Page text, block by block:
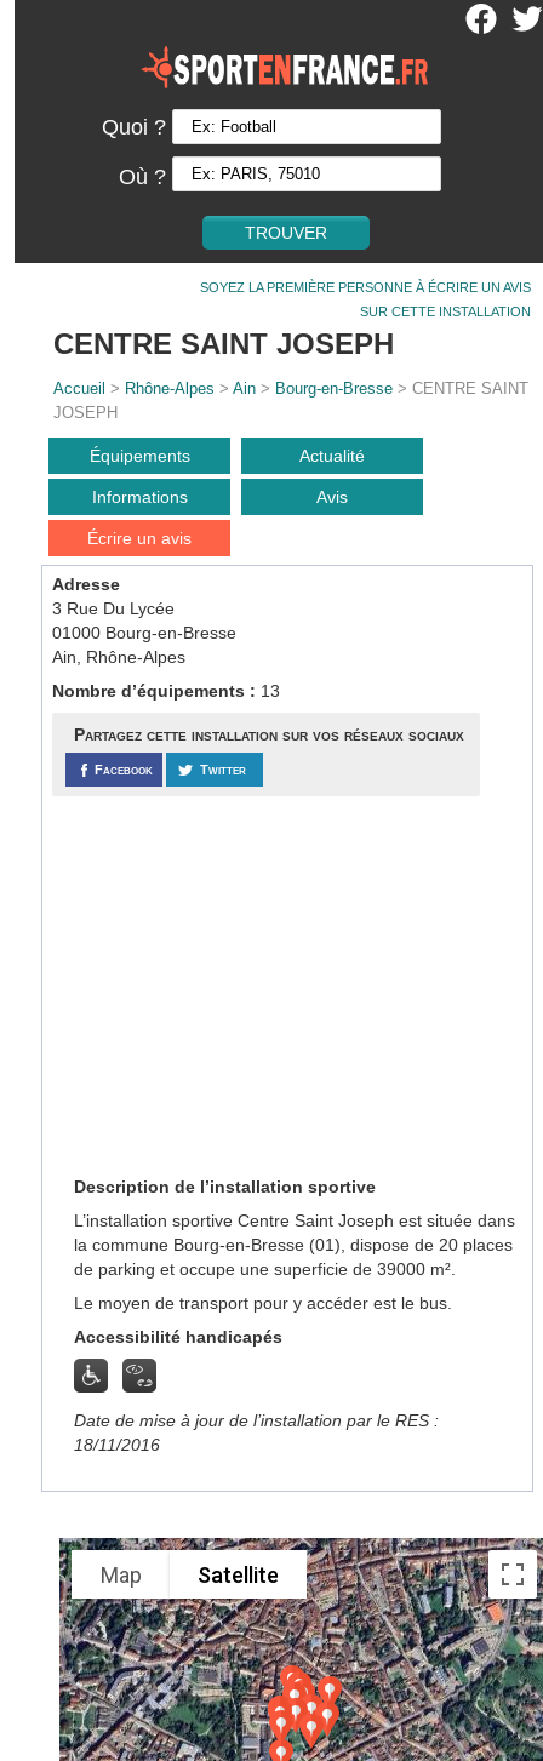
Quoi ?
Où ?
SOYEZ LA PREMIÈRE PERSONNE À ÉCRIRE UN AVIS
SUR CETTE INSTALLATION
CENTRE SAINT JOSEPH
Accueil > Rhône-Alpes >Ain > Bourg-en-Bresse > CENTRE SAINT
JOSEPH
Équipements Actualité
Informations Avis
Écrire un avis
Adresse
3 Rue Du Lycée
01000 Bourg-en-Bresse
Ain, Rhône-Alpes
Nombre d’équipements : 13
Partagez cette installation sur vos réseaux sociaux
Facebook Twitter
Description de l’installation sportive
L’installation sportive Centre Saint Joseph est située dans
la commune Bourg-en-Bresse (01), dispose de 20 places
de parking et occupe une superficie de 39000 m².
Le moyen de transport pour y accéder est le bus.
Accessibilité handicapés
Date de mise à jour de l’installation par le RES :
18/11/2016
Map Satellite